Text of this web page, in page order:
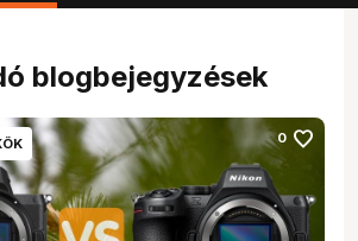
blogbejegyzések
0 favorite